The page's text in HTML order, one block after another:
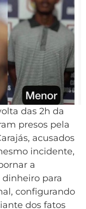
das 2h da
presos pela
acusados
incidente,
a
para
configurando
dos fatos